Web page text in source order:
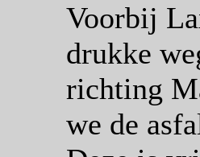
Voorbij
drukke
richting
we de